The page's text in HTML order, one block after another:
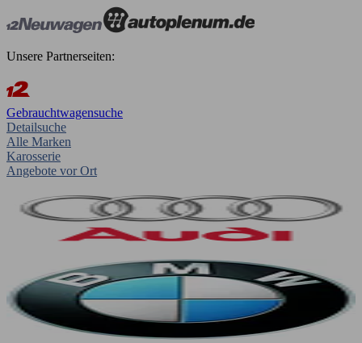
Unsere Partnerseiten:
Gebrauchtwagensuche
Detailsuche
Alle Marken
Karosserie
Angebote vor Ort